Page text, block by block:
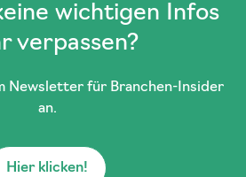
wichtigen Infos
verpassen?
Newsletter für Branchen-Insider
an.
Hier klicken!